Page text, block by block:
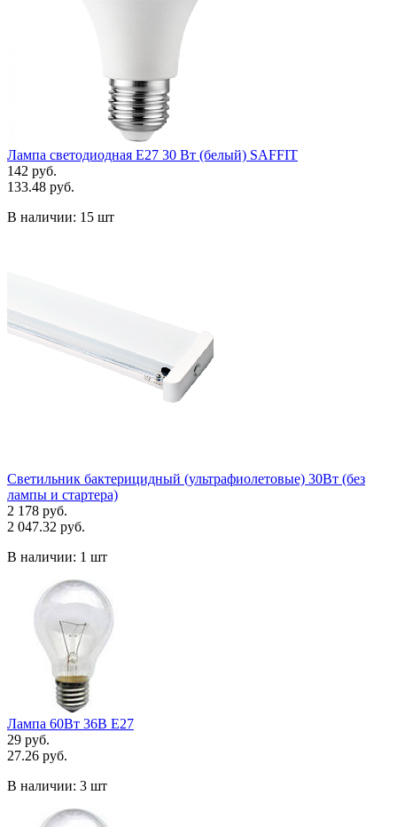
Лампа светодиодная Е27 30 Вт (белый) SAFFIT
142 руб.
133.48 руб.
В наличии: 15 шт
Светильник бактерицидный (ультрафиолетовые) 30Вт (без
лампы и стартера)
2 178 руб.
2 047.32 руб.
В наличии: 1 шт
Лампа 60Вт 36В Е27
29 руб.
27.26 руб.
В наличии: 3 шт